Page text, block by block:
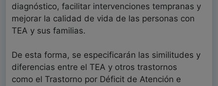
diagnóstico, facilitar intervenciones tempranas y
mejorar la calidad de vida de las personas con
TEA y sus familias.
De esta forma, se especificarán las similitudes y
diferencias entre el TEA y otros trastornos
como el Trastorno por Déficit de Atención e